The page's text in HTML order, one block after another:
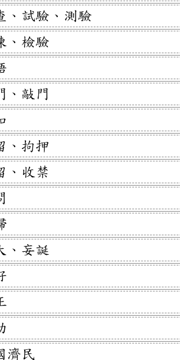
、試驗、測驗
、檢驗
、敲門
、拘押
、收禁
、妄誕
濟民